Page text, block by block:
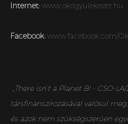
Internet: www.okogyulekezet.hu
Facebook: www.facebook.com/
There isn’t a Planet B! - CSO-
társfinanszírozásával valósul
és azok nem szükségszerűen